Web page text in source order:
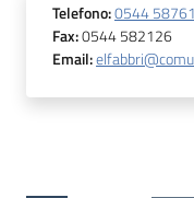
Telefono:0544
Fax:0544 582126
Email: